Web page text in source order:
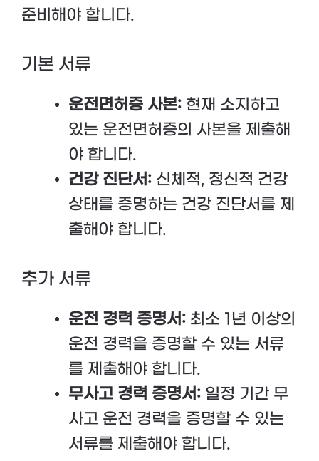
준비해야 합니다.
기본 서류
운전면허증 사본: 현재 소지하고
있는 운전면허증의 사본을 제출해
야 합니다.
건강 진단서: 신체적, 정신적 건강
상태를 증명하는 건강 진단서를 제
출해야 합니다.
추가 서류
운전 경력 증명서: 최소 1년 이상의
운전 경력을 증명할 수 있는 서류
를 제출해야 합니다.
무사고 경력 증명서: 일정 기간 무
사고 운전 경력을 증명할 수 있는
서류를 제출해야 합니다.